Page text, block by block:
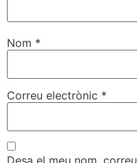
Nom *
Correu electrònic *